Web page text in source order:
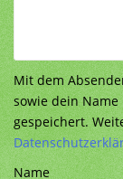
Mit dem
sowie dein
gespeichert.
Name